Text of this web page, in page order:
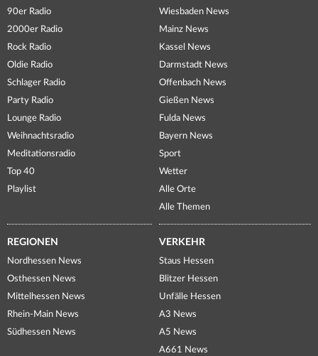
90er Radio
2000er Radio
Rock Radio
Oldie Radio
Schlager Radio
Party Radio
Lounge Radio
Weihnachtsradio
Meditationsradio
Top 40
Playlist
Wiesbaden News
Mainz News
Kassel News
Darmstadt News
Offenbach News
Gießen News
Fulda News
Bayern News
Sport
Wetter
Alle Orte
Alle Themen
REGIONEN
Nordhessen News
Osthessen News
Mittelhessen News
Rhein-Main News
Südhessen News
VERKEHR
Staus Hessen
Blitzer Hessen
Unfälle Hessen
A3 News
A5 News
A661 News